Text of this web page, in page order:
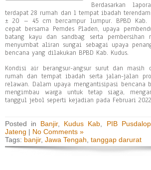
Berdasarkan
terdapat 28 rumah dan 1 tempat ibadah
± 20 – 45 cm bercampur lumpur. BPBD Kab.
cepat bersama Pemdes Pladen, upaya
batang kayu dan sandbag serta pembersihan
menyumbat aliran sungai sebagai upaya
bencana yang dilakukan BPBD Kab. Kudus.
Kondisi air berangsur-angsur surut dan masih
rumah dan tempat ibadah serta jalan-jalan
relawan. Dalam upaya mengantisipasi bencana
mengimbau warga untuk tetap siaga,
tanggul jebol seperti kejadian pada Februari
Posted in Banjir, Kudus Kab
PIB
Jateng | No Comments »
Tags: banjir, Jawa Tengah tanggap darurat